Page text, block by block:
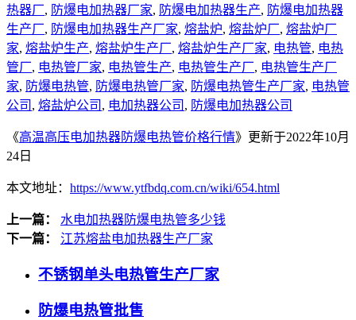
热器厂, 防爆电加热器厂家, 防爆电加热器生产, 防爆电加热器
生产厂, 防爆电加热器生产厂家, 熔盐炉, 熔盐炉厂, 熔盐炉厂
家, 熔盐炉生产, 熔盐炉生产厂, 熔盐炉生产厂家, 电热管, 电热
管厂, 电热管厂家, 电热管生产, 电热管生产厂, 电热管生产厂
家, 防爆电热管, 防爆电热管厂家, 防爆电热管生产厂家, 电热管
公司 , 熔盐炉公司 , 电加热器公司 , 防爆电加热器公司
《高温高压电加热器防爆电热管价格行情》更新于2022年10月
24日
本文地址： https://www.ytfbdq.com.cn/wiki/654.html
上一篇：
水电加热器防爆电热管多少钱
下一篇：
江苏熔盐电加热器生产厂家
不锈钢单头电热管生产厂家
防爆电热管批售